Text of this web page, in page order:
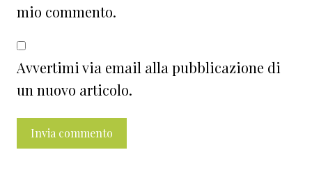
mio commento.
Avvertimi via email alla pubblicazione di
un nuovo articolo.